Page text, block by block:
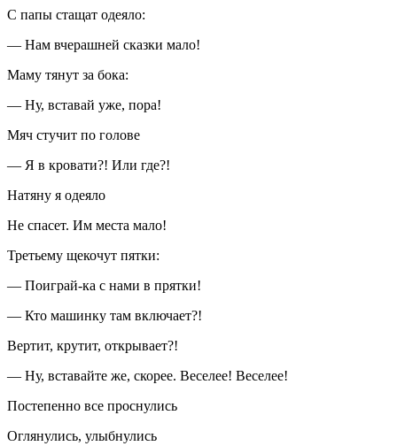
С папы стащат одеяло:
— Нам вчерашней сказки мало!
Маму тянут за бока:
— Ну, вставай уже, пора!
Мяч стучит по голове
— Я в кровати?! Или где?!
Натяну я одеяло
Не спасет. Им места мало!
Третьему щекочут пятки:
— Поиграй-ка с нами в прятки!
— Кто машинку там включает?!
Вертит, крутит, открывает?!
— Ну, вставайте же, скорее. Веселее! Веселее!
Постепенно все проснулись
Оглянулись, улыбнулись